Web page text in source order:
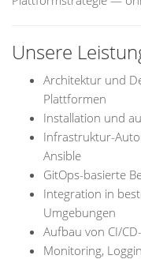
Unsere
Architektur und
Plattformen
Installation und
Infrastruktur-
Ansible
GitOps-basierte
Integration in
Umgebungen
Aufbau von CI/
Monitoring,